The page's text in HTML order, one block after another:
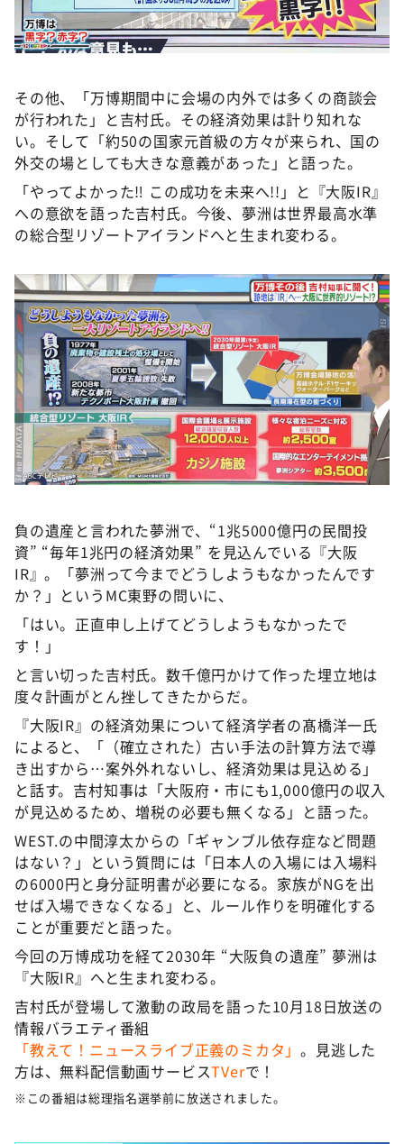
その他、「万博期間中に会場の内外では多くの商談会
が行われた」と吉村氏。その経済効果は計り知れな
い。そして「約50の国家元首級の方々が来られ、国の
外交の場としても大きな意義があった」と語った。
「やってよかった‼ この成功を未来へ!!」と『大阪IR』
への意欲を語った吉村氏。今後、夢洲は世界最高水準
の総合型リゾートアイランドへと生まれ変わる。
負の遺産と言われた夢洲で、“1兆5000億円の民間投
資” “毎年1兆円の経済効果” を見込んでいる『大阪
IR』。「夢洲って今までどうしようもなかったんです
か？」というMC東野の問いに、
「はい。正直申し上げてどうしようもなかったで
す！」
と言い切った吉村氏。数千億円かけて作った埋立地は
度々計画がとん挫してきたからだ。
『大阪IR』の経済効果について経済学者の髙橋洋一氏
によると、「（確立された）古い手法の計算方法で導
き出すから…案外外れないし、経済効果は見込める」
と話す。吉村知事は「大阪府・市にも1,000億円の収入
が見込めるため、増税の必要も無くなる」と語った。
WEST.の中間淳太からの「ギャンブル依存症など問題
はない？」という質問には「日本人の入場には入場料
の6000円と身分証明書が必要になる。家族がNGを出
せば入場できなくなる」と、ルール作りを明確化する
ことが重要だと語った。
今回の万博成功を経て2030年 “大阪負の遺産” 夢洲は
『大阪IR』へと生まれ変わる。
吉村氏が登場して激動の政局を語った10月18日放送の
情報バラエティ番組
「教えて！ニュースライブ正義のミカタ」。見逃した
方は、無料配信動画サービスTVerで！
※この番組は総理指名選挙前に放送されました。